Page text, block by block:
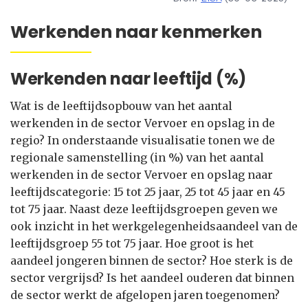
Werkenden naar kenmerken
Werkenden naar leeftijd (%)
Wat is de leeftijdsopbouw van het aantal
werkenden in de sector Vervoer en opslag in de
regio? In onderstaande visualisatie tonen we de
regionale samenstelling (in %) van het aantal
werkenden in de sector Vervoer en opslag naar
leeftijdscategorie: 15 tot 25 jaar, 25 tot 45 jaar en 45
tot 75 jaar. Naast deze leeftijdsgroepen geven we
ook inzicht in het werkgelegenheidsaandeel van de
leeftijdsgroep 55 tot 75 jaar. Hoe groot is het
aandeel jongeren binnen de sector? Hoe sterk is de
sector vergrijsd? Is het aandeel ouderen dat binnen
de sector werkt de afgelopen jaren toegenomen?